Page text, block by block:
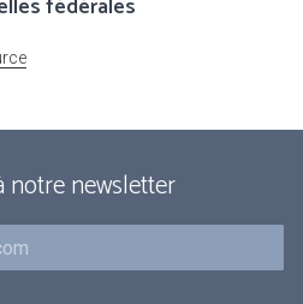
fédérales
notre newsletter